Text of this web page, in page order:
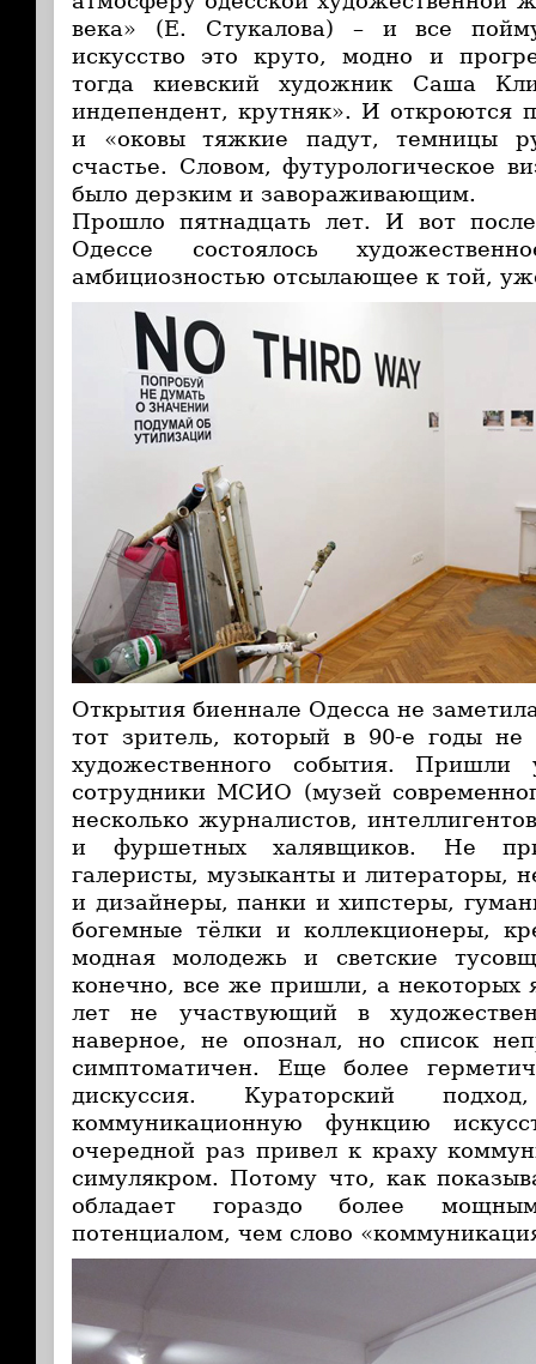
века» (Е. Стукалова) – и все
искусство это круто, модно и
тогда киевский художник Саша
индепендент, крутняк». И откроются
и «оковы тяжкие падут, темницы
счастье. Словом, футурологическое
было дерзким и завораживающим.
Прошло пятнадцать лет. И вот
Одессе состоялось
амбициозностью отсылающее к той,
Открытия биеннале Одесса не
тот зритель, который в 90-е годы не
художественного события. Пришли
сотрудники МСИО (музей
несколько журналистов,
и фуршетных халявщиков. Не
галеристы, музыканты и литераторы,
и дизайнеры, панки и хипстеры,
богемные тёлки и коллекционеры,
модная молодежь и светские
конечно, все же пришли, а некоторых
лет не участвующий в
наверное, не опознал, но список
симптоматичен. Еще более
дискуссия. Кураторский
коммуникационную функцию
очередной раз привел к краху
симулякром. Потому что, как
обладает гораздо более
потенциалом, чем слово